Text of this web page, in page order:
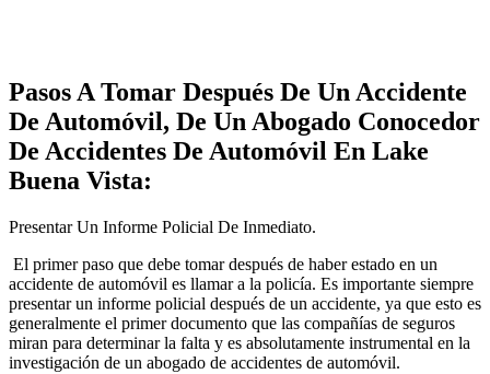
Pasos A Tomar Después De Un Accidente
De Automóvil, De Un Abogado Conocedor
De Accidentes De Automóvil En Lake
Buena Vista:
Presentar Un Informe Policial De Inmediato.
El primer paso que debe tomar después de haber estado en un
accidente de automóvil es llamar a la policía. Es importante siempre
presentar un informe policial después de un accidente, ya que esto es
generalmente el primer documento que las compañías de seguros
miran para determinar la falta y es absolutamente instrumental en la
investigación de un abogado de accidentes de automóvil.